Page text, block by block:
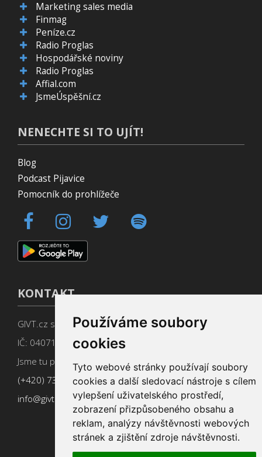
Používáme soubory
cookies
Tyto webové stránky používají soubory
cookies a další sledovací nástroje s cílem
vylepšení uživatelského prostředí,
zobrazení přizpůsobeného obsahu a
reklam, analýzy návštěvnosti webových
stránek a zjištění zdroje návštěvnosti.
Marketing sales media
Finmag
Peníze.cz
Radio Proglas
Hospodářské noviny
Radio Proglas
Affial.com
JsmeÚspěšní.cz
NENECHTE SI TO UJÍT!
Blog
Podcast Pijavice
Pomocník do prohlížeče
KONTAKT
GIVT.cz s. r. o., Dolní nám. 16, 779 00 Olomouc
IČ: 04071433
Jsme tu pro Vás od 9:00 do 17:00
(+420) 737 266 402
info@givt.cz